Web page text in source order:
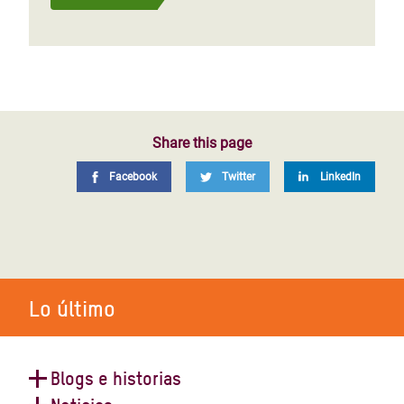
Share this page
Facebook Twitter LinkedIn
Lo último
Blogs e historias